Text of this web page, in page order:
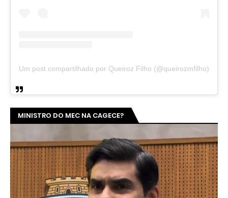
Um post compartilhado por Queiroz Filho (@queirozmfilho)
MINISTRO DO MEC NA CAGECE?